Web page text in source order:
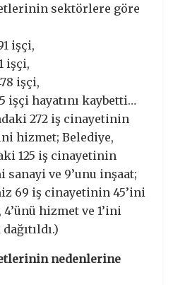
sektörlere göre
işçi,
işçi,
işçi,
işçi hayatını kaybetti…
272 iş cinayetinin
hizmet; Belediye,
125 iş cinayetinin
sanayi ve 9’unu inşaat;
69 iş cinayetinin 45’ini
hizmet ve 1’ini
nedenlerine